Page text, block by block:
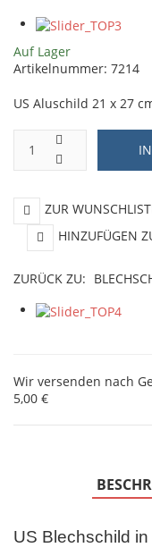
Auf Lager
Artikelnummer: 7214
US Aluschild 21 x 27
ZUR
HINZUFÜGEN
ZURÜCK ZU:
Wir versenden nach
5,00 €
US Blechschild